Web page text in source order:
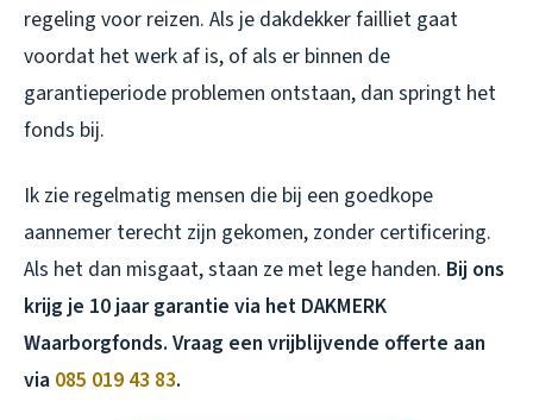
regeling voor reizen. Als je dakdekker failliet gaat
voordat het werk af is, of als er binnen de
garantieperiode problemen ontstaan, dan springt het
fonds bij.
Ik zie regelmatig mensen die bij een goedkope
aannemer terecht zijn gekomen, zonder certificering.
Als het dan misgaat, staan ze met lege handen. Bij ons
krijg je 10 jaar garantie via het DAKMERK
Waarborgfonds. Vraag een vrijblijvende offerte aan
via 085 019 43 83.